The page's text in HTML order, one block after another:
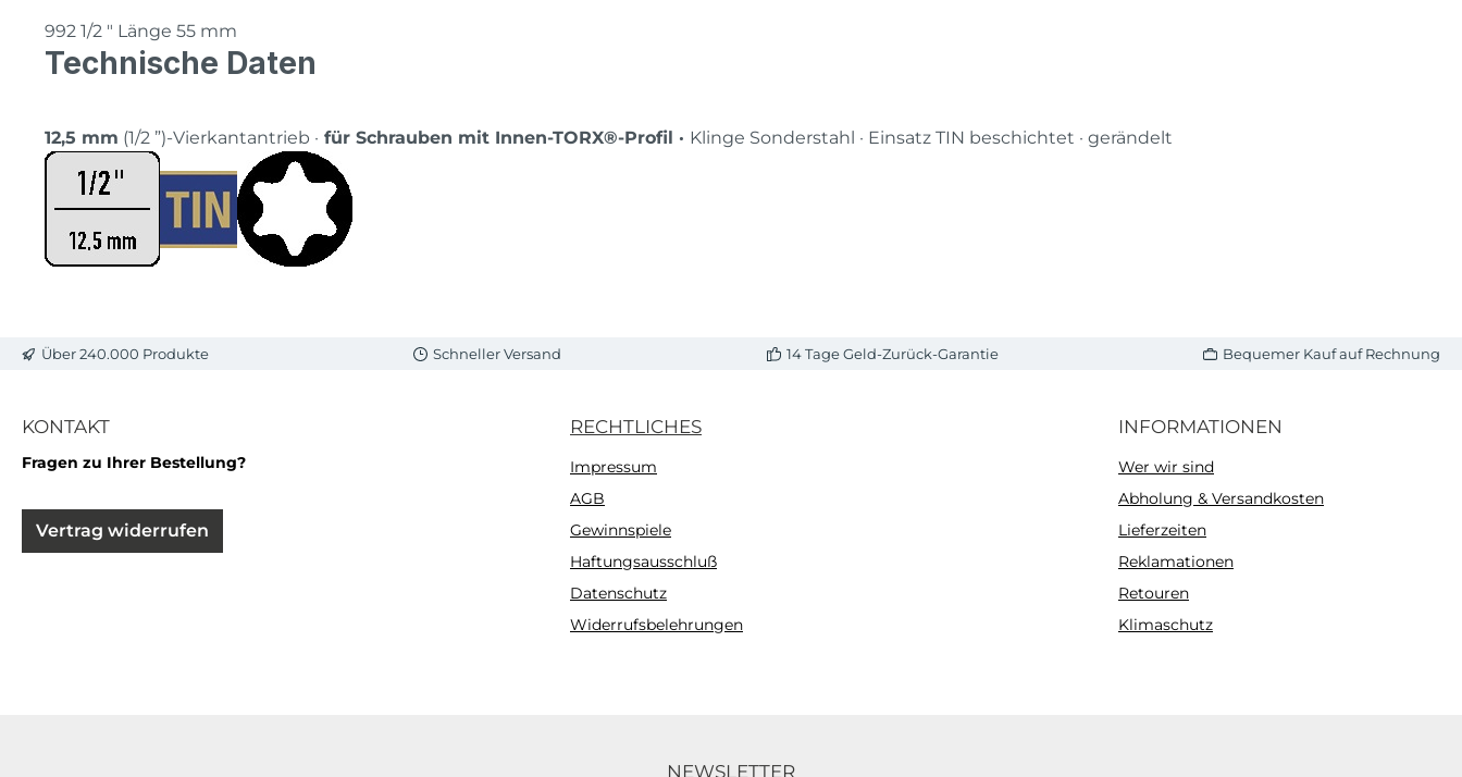
992 1/2 ″ Länge 55 mm
Technische Daten
12,5 mm (1/2 ”)-Vierkantantrieb · für Schrauben mit Innen-TORX®-Profil · Klinge Sonderstahl · Einsatz TIN beschichtet · gerändelt
Über 240.000 Produkte Schneller Versand 14 Tage Geld-Zurück-Garantie Bequemer Kauf auf Rechnung
KONTAKT
Fragen zu Ihrer Bestellung?
Vertrag widerrufen
RECHTLICHES
Impressum
AGB
Gewinnspiele
Haftungsausschluß
Datenschutz
Widerrufsbelehrungen
INFORMATIONEN
Wer wir sind
Abholung & Versandkosten
Lieferzeiten
Reklamationen
Retouren
Klimaschutz
NEWSLETTER